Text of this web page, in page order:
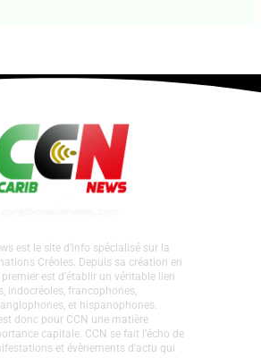
de l’arrestation
de l’Alliance
Caraibe